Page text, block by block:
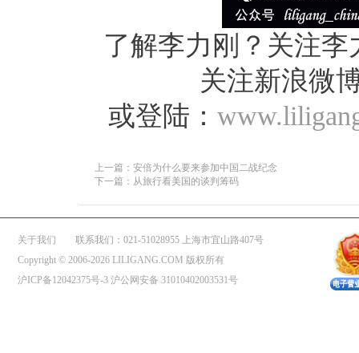
了解李力刚？关注李
关注新浪微
或登陆：
上一篇：安倍为什么要来参加中国二战纪念
下一篇：从旅行看美国的谈判筹码
关于我们
联系我们：021-51028955 上海市宜山路407号
Copyright © 2006-2026 LILIGANG.COM 版权所有
沪ICP备12042375号-3 沪公网安备 31010402003531号